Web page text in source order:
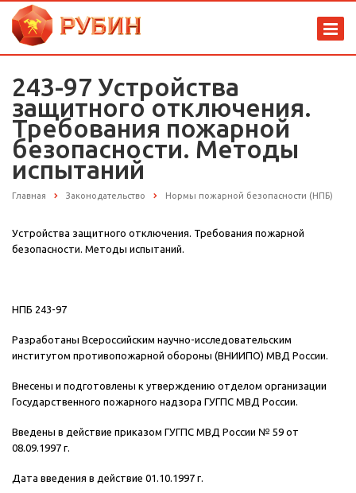
243-97 Устройства
защитного отключения.
Требования пожарной
безопасности. Методы
испытаний
Главная Законодательство Нормы пожарной безопасности (НПБ)
Устройства защитного отключения. Требования пожарной
безопасности. Методы испытаний.
НПБ 243-97
Разработаны Всероссийским научно-исследовательским
институтом противопожарной обороны (ВНИИПО) МВД России.
Внесены и подготовлены к утверждению отделом организации
Государственного пожарного надзора ГУГПС МВД России.
Введены в действие приказом ГУГПС МВД России № 59 от
08.09.1997 г.
Дата введения в действие 01.10.1997 г.